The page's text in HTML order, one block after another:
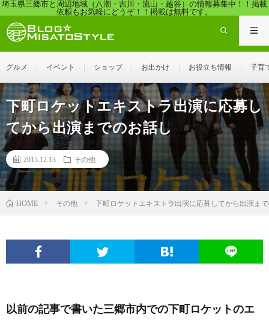
埼玉県三郷市と周辺地域（八潮・吉川・流山・越谷）の情報募集中！！掲載
依頼もお気軽にどうぞ！！掲載は無料です。
グルメ イベント ショップ お出かけ お役立ち情報 子育
下町ロケットエキストラ出演に応募し
てから出演までのお話し
2015.12.13 その他
HOME その他 下町ロケットエキストラ出演に応募してから出演ま
以前の記事で書いた三郷市内での下町ロケットのエ